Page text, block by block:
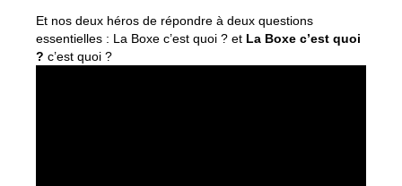
Et nos deux héros de répondre à deux questions
essentielles : La Boxe c’est quoi ? et La Boxe c’est quoi
? c’est quoi ?